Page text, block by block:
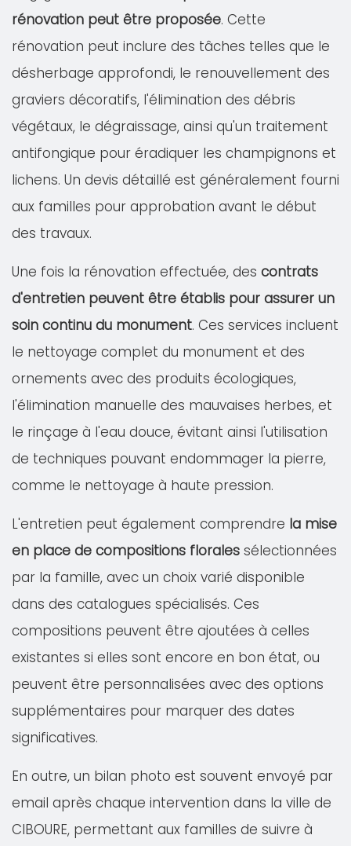
rénovation peut être proposée. Cette
rénovation peut inclure des tâches telles que le
désherbage approfondi, le renouvellement des
graviers décoratifs, l'élimination des débris
végétaux, le dégraissage, ainsi qu'un traitement
antifongique pour éradiquer les champignons et
lichens. Un devis détaillé est généralement fourni
aux familles pour approbation avant le début
des travaux.
Une fois la rénovation effectuée, des contrats
d'entretien peuvent être établis pour assurer un
soin continu du monument. Ces services incluent
le nettoyage complet du monument et des
ornements avec des produits écologiques,
l'élimination manuelle des mauvaises herbes, et
le rinçage à l'eau douce, évitant ainsi l'utilisation
de techniques pouvant endommager la pierre,
comme le nettoyage à haute pression.
L'entretien peut également comprendre la mise
en place de compositions florales sélectionnées
par la famille, avec un choix varié disponible
dans des catalogues spécialisés. Ces
compositions peuvent être ajoutées à celles
existantes si elles sont encore en bon état, ou
peuvent être personnalisées avec des options
supplémentaires pour marquer des dates
significatives.
En outre, un bilan photo est souvent envoyé par
email après chaque intervention dans la ville de
CIBOURE, permettant aux familles de suivre à